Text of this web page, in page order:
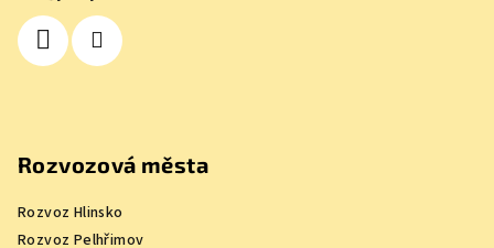
Rozvozová města
Rozvoz Hlinsko
Rozvoz Pelhřimov